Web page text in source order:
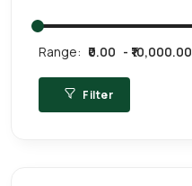
Range: ₹0.00 ₹10,000.00
Filter